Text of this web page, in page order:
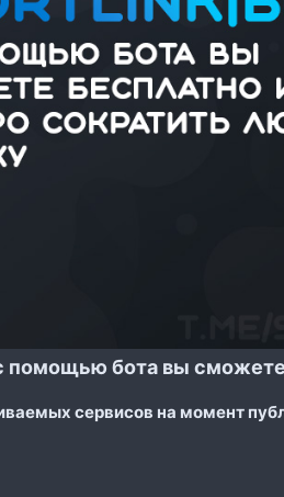
помощью бота вы
сервисов на момент